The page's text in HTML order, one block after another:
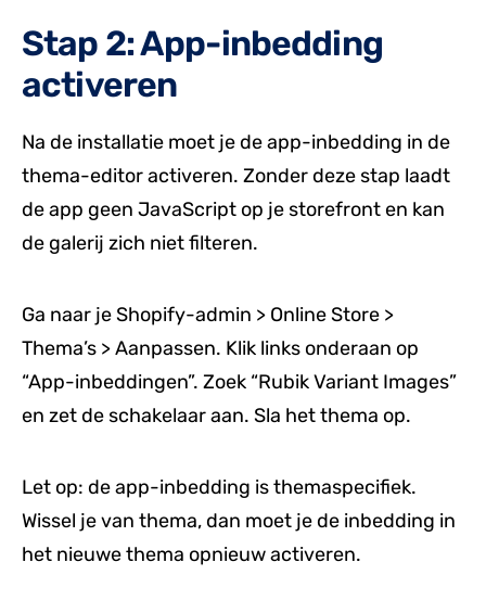
Stap 2: App-inbedding
activeren
Na de installatie moet je de app-inbedding in de
thema-editor activeren. Zonder deze stap laadt
de app geen JavaScript op je storefront en kan
de galerij zich niet filteren.
Ga naar je Shopify-admin > Online Store >
Thema’s > Aanpassen. Klik links onderaan op
“App-inbeddingen”. Zoek “Rubik Variant Images”
en zet de schakelaar aan. Sla het thema op.
Let op: de app-inbedding is themaspecifiek.
Wissel je van thema, dan moet je de inbedding in
het nieuwe thema opnieuw activeren.